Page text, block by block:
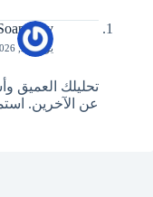
يونيو 26, 2026 | 12:39 م
تحليلك العميق
عن الآخرين.